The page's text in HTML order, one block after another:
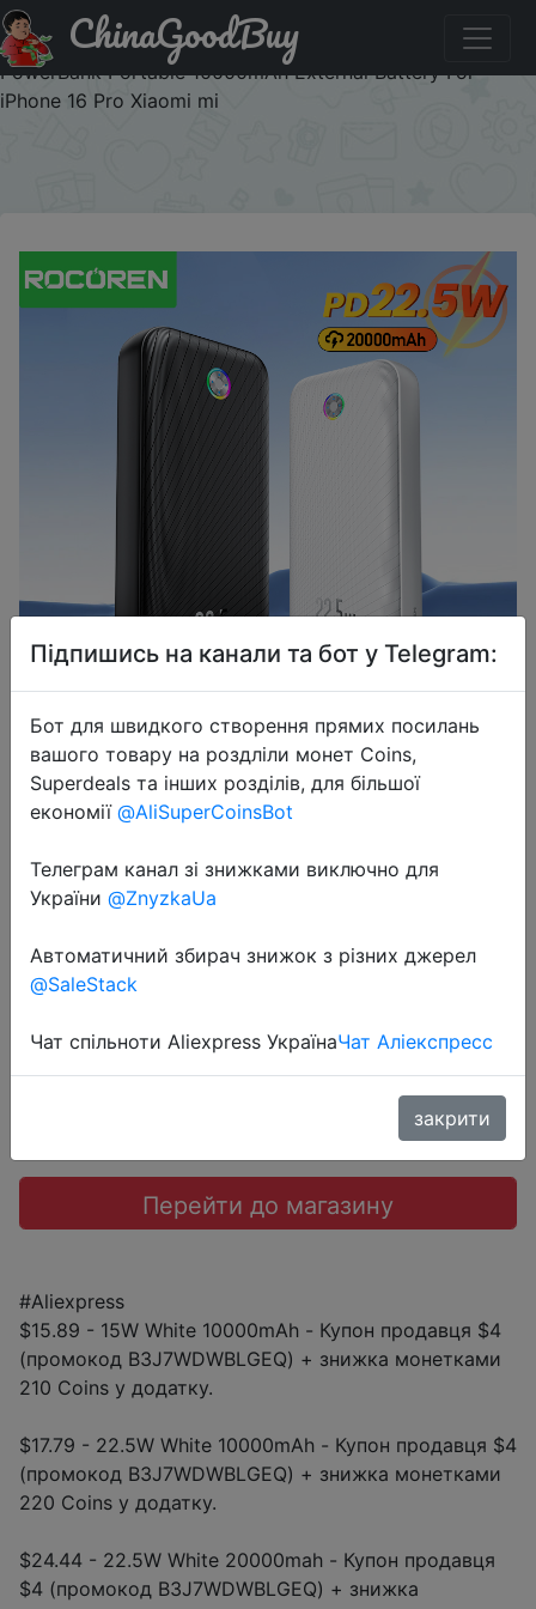
Паридбати з промокодом B3J7WDWBLGEQ Rocoren
22.5W 20000mAh Power Bank QC PD 3.0 Fast Charge
PowerBank Portable 10000mAh External Battery For
iPhone 16 Pro Xiaomi mi
ChinaGoodBuy
2025-01-14
Rocoren 22.5W 20000mAh Power
Bank QC PD 3.0 Fast Charge
PowerBank Portable 10000mAh
External Battery For iPhone 16 Pro
Xiaomi mi
Перейти до магазину
#Aliexpress
$15.89 - 15W White 10000mAh - Купон продавця $4
(промокод B3J7WDWBLGEQ) + знижка монетками
210 Coins у додатку.
$17.79 - 22.5W White 10000mAh - Купон продавця $4
(промокод B3J7WDWBLGEQ) + знижка монетками
220 Coins у додатку.
$24.44 - 22.5W White 20000mah - Купон продавця
$4 (промокод B3J7WDWBLGEQ) + знижка
Підпишись на канали та бот у Telegram:
Бот для швидкого створення прямих посилань
вашого товару на роздліли монет Coins,
Superdeals та інших розділів, для більшої
економії @AliSuperCoinsBot
Телеграм канал зі знижками виключно для
України @ZnyzkaUa
Автоматичний збирач знижок з різних джерел
@SaleStack
Чат спільноти Aliexpress УкраїнаЧат Аліекспресс
закрити